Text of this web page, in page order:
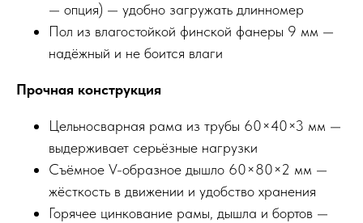
— опция) — удобно загружать длинномер
Пол из влагостойкой финской фанеры 9 мм —
надёжный и не боится влаги
Прочная конструкция
Цельносварная рама из трубы 60×40×3 мм —
выдерживает серьёзные нагрузки
Съёмное V-образное дышло 60×80×2 мм —
жёсткость в движении и удобство хранения
Горячее цинкование рамы, дышла и бортов —